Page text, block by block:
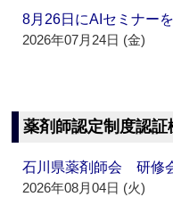
8月26日にAIセミナー
2026年07月24日 (金)
薬剤師認定制度認
石川県薬剤師会 研修
2026年08月04日 (火)